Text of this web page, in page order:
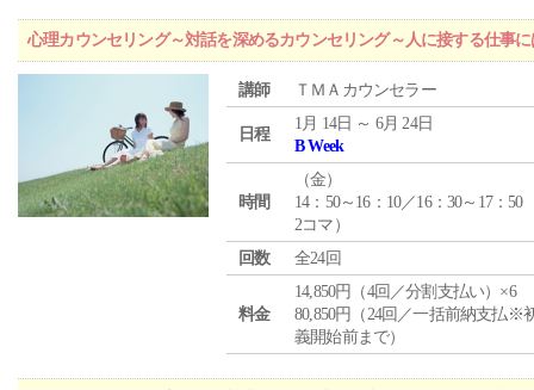
心理カウンセリング～対話を深めるカウンセリング～人に接する仕事
講師 ＴＭＡカウンセラー
日程
1月 14日 ～ 6月 24日
B Week
時間
（金）
14：50～16：10／16：30～17：50
2コマ）
回数
全24回
料金
14,850円（4回／分割支払い）×6
80,850円（24回／一括前納支払※
義開始前まで）